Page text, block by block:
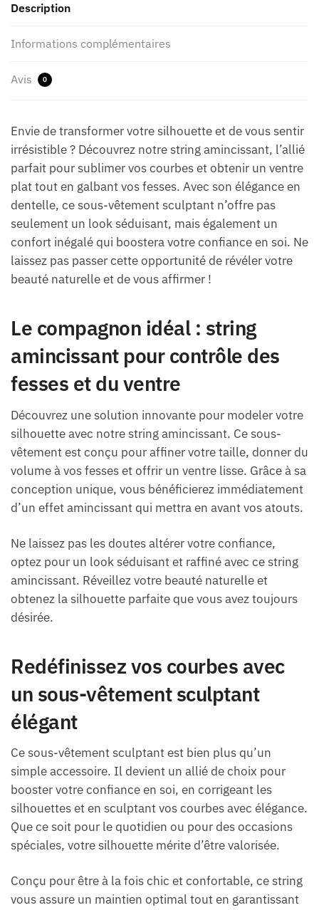
Description
Informations complémentaires
Avis 0
Envie de transformer votre silhouette et de vous sentir
irrésistible ? Découvrez notre string amincissant, l’allié
parfait pour sublimer vos courbes et obtenir un ventre
plat tout en galbant vos fesses. Avec son élégance en
dentelle, ce sous-vêtement sculptant n’offre pas
seulement un look séduisant, mais également un
confort inégalé qui boostera votre confiance en soi. Ne
laissez pas passer cette opportunité de révéler votre
beauté naturelle et de vous affirmer !
Le compagnon idéal : string
amincissant pour contrôle des
fesses et du ventre
Découvrez une solution innovante pour modeler votre
silhouette avec notre string amincissant. Ce sous-
vêtement est conçu pour affiner votre taille, donner du
volume à vos fesses et offrir un ventre lisse. Grâce à sa
conception unique, vous bénéficierez immédiatement
d’un effet amincissant qui mettra en avant vos atouts.
Ne laissez pas les doutes altérer votre confiance,
optez pour un look séduisant et raffiné avec ce string
amincissant. Réveillez votre beauté naturelle et
obtenez la silhouette parfaite que vous avez toujours
désirée.
Redéfinissez vos courbes avec
un sous-vêtement sculptant
élégant
Ce sous-vêtement sculptant est bien plus qu’un
simple accessoire. Il devient un allié de choix pour
booster votre confiance en soi, en corrigeant les
silhouettes et en sculptant vos courbes avec élégance.
Que ce soit pour le quotidien ou pour des occasions
spéciales, votre silhouette mérite d’être valorisée.
Conçu pour être à la fois chic et confortable, ce string
vous assure un maintien optimal tout en garantissant